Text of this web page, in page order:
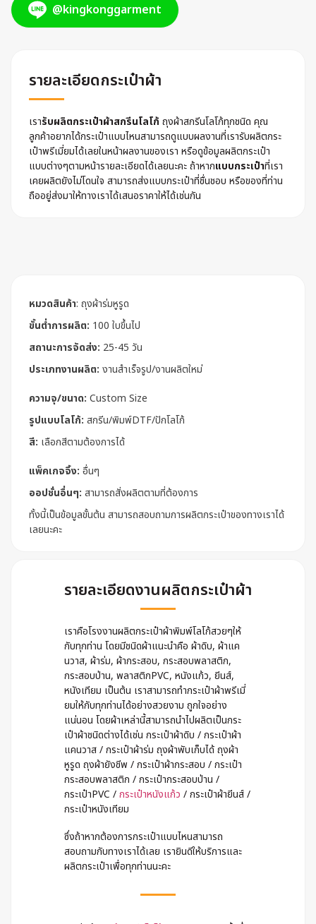
@kingkonggarment
รายละเอียดกระเป๋าผ้า
เรารับผลิตกระเป๋าผ้าสกรีนโลโก้ ถุงผ้าสกรีนโลโก้ทุกชนิด คุณ
ลูกค้าอยากได้กระเป๋าแบบไหนสามารถดูแบบผลงานที่เรารับผลิตกระ
เป๋าพรีเมี่ยมได้เลยในหน้าผลงานของเรา หรือดูข้อมูลผลิตกระเป๋า
แบบต่างๆตามหน้ารายละเอียดได้เลยนะคะ ถ้าหากแบบกระเป๋าที่เรา
เคยผลิตยังไม่โดนใจ สามารถส่งแบบกระเป๋าที่ชื่นชอบ หรือของที่ท่าน
ถืออยู่ส่งมาให้ทางเราได้เสนอราคาให้ได้เช่นกัน
หมวดสินค้า: ถุงผ้าร่มหูรูด
ขั้นต่ำการผลิต: 100 ใบขึ้นไป
สถานะการจัดส่ง: 25-45 วัน
ประเภทงานผลิต: งานสำเร็จรูป/งานผลิตใหม่
ความจุ/ขนาด: Custom Size
รูปแบบโลโก้: สกรีน/พิมพ์DTF/ปักโลโก้
สี: เลือกสีตามต้องการได้
แพ็คเกจจิ้ง: อื่นๆ
ออปชั่นอื่นๆ: สามารถสั่งผลิตตามที่ต้องการ
ทั้งนี้เป็นข้อมูลขั้นต้น สามารถสอบถามการผลิตกระเป๋าของทางเราได้
เลยนะคะ
รายละเอียดงานผลิตกระเป๋าผ้า
เราคือโรงงานผลิตกระเป๋าผ้าพิมพ์โลโก้สวยๆให้
กับทุกท่าน โดยมีชนิดผ้าแนะนำคือ ผ้าดิบ, ผ้าแค
นวาส, ผ้าร่ม, ผ้ากระสอบ, กระสอบพลาสติก,
กระสอบป่าน, พลาสติกPVC, หนังแก้ว, ยีนส์,
หนังเทียม เป็นต้น เราสามารถทำกระเป๋าผ้าพรีเมี่
ยมให้กับทุกท่านได้อย่างสวยงาม ถูกใจอย่าง
แน่นอน โดยผ้าเหล่านี้สามารถนำไปผลิตเป็นกระ
เป๋าผ้าชนิดต่างได้เช่น กระเป๋าผ้าดิบ / กระเป๋าผ้า
แคนวาส / กระเป๋าผ้าร่ม ถุงผ้าพับเก็บได้ ถุงผ้า
หูรูด ถุงผ้ายังชีพ / กระเป๋าผ้ากระสอบ / กระเป๋า
กระสอบพลาสติก / กระเป๋ากระสอบป่าน /
กระเป๋าPVC /กระเป๋าหนังแก้ว / กระเป๋าผ้ายีนส์ /
กระเป๋าหนังเทียม
ซึ่งถ้าหากต้องการกระเป๋าแบบไหนสามารถ
สอบถามกับทางเราได้เลย เรายินดีให้บริการและ
ผลิตกระเป๋าเพื่อทุกท่านนะคะ